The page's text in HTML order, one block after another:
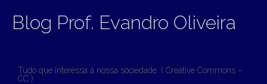
Blog Prof. Evandro Oliveira
Tudo que interessa à nossa sociedade. ( Creative Commons –
CC )